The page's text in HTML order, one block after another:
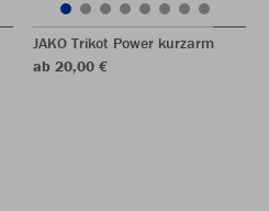
JAKO Trikot Power kurzarm
ab 20,00 €